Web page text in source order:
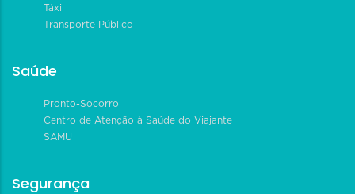
Táxi
Transporte Público
Saúde
Pronto-Socorro
Centro de Atenção à Saúde do Viajante
SAMU
Segurança